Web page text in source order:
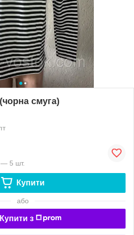
смуга)
— 5 шт.
Купити
або
Купити з